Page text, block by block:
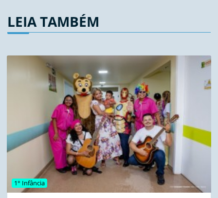
LEIA TAMBÉM
1° Infância